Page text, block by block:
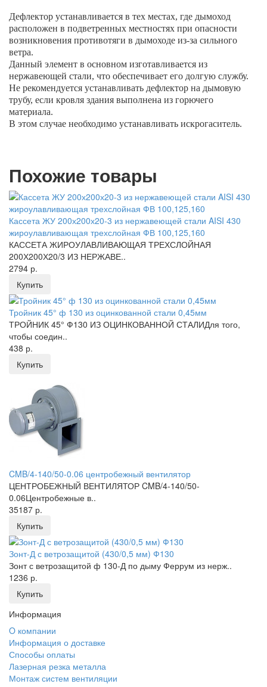
Дефлектор устанавливается в тех местах, где дымоход
расположен в подветренных местностях при опасности
возникновения противотяги в дымоходе из-за сильного
ветра.
Данный элемент в основном изготавливается из
нержавеющей стали, что обеспечивает его долгую службу.
Не рекомендуется устанавливать дефлектор на дымовую
трубу, если кровля здания выполнена из горючего
материала.
В этом случае необходимо устанавливать искрогаситель.
Похожие товары
Кассета ЖУ 200х200х20-3 из нержавеющей стали AISI 430
жироулавливающая трехслойная ФВ 100,125,160
КАССЕТА ЖИРОУЛАВЛИВАЮЩАЯ ТРЕХСЛОЙНАЯ
200Х200Х20/3 ИЗ НЕРЖАВЕ..
2794 р.
Купить
Тройник 45° ф 130 из оцинкованной стали 0,45мм
ТРОЙНИК 45° Ф130 ИЗ ОЦИНКОВАННОЙ СТАЛИДля того,
чтобы соедин..
438 р.
Купить
CMB/4-140/50-0.06 центробежный вентилятор
ЦЕНТРОБЕЖНЫЙ ВЕНТИЛЯТОР CMB/4-140/50-
0.06Центробежные в..
35187 р.
Купить
Зонт-Д с ветрозащитой (430/0,5 мм) Ф130
Зонт с ветрозащитой ф 130-Д по дыму Феррум из нерж..
1236 р.
Купить
Информация
O компании
Информация о доставке
Способы оплаты
Лазерная резка металла
Монтаж систем вентиляции